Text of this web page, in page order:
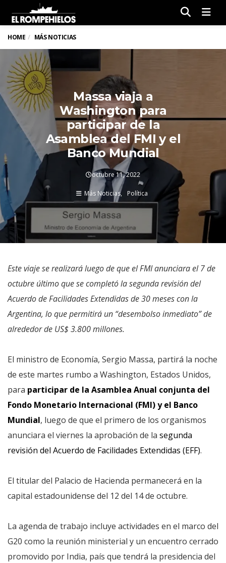
HOME MÁS NOTICIAS
Massa viaja a
Washington para
participar de la
Asamblea del FMI y el
Banco Mundial
octubre 11, 2022
Más Noticias Política
Este viaje se realizará luego de que el FMI anunciara el 7 de
octubre último que se completó la segunda revisión del
Acuerdo de Facilidades Extendidas de 30 meses con la
Argentina, lo que permitirá un “desembolso inmediato” de
alrededor de US$ 3.800 millones.
El ministro de Economía, Sergio Massa, partirá la noche
de este martes rumbo a Washington, Estados Unidos,
para participar de la Asamblea Anual conjunta del
Fondo Monetario Internacional (FMI) y el Banco
Mundial, luego de que el primero de los organismos
anunciara el viernes la aprobación de la segunda
revisión del Acuerdo de Facilidades Extendidas (EFF).
El titular del Palacio de Hacienda permanecerá en la
capital estadounidense del 12 del 14 de octubre.
La agenda de trabajo incluye actividades en el marco del
G20 como la reunión ministerial y un encuentro cerrado
promovido por India, país que tendrá la presidencia del